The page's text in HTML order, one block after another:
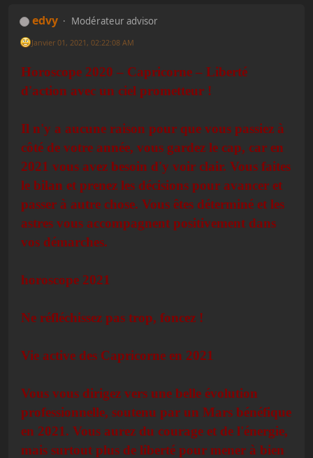
edvy Modérateur advisor
Janvier 01, 2021, 02:22:08 AM
Horoscope 2020 – Capricorne – Liberté
d'action avec un ciel prometteur !
Il n'y a aucune raison pour que vous passiez à
côté de votre année, vous gardez le cap, car en
2021 vous avez besoin d'y voir clair. Vous faites
le bilan et prenez les décisions pour avancer et
passer à autre chose. Vous êtes déterminé et les
astres vous accompagnent positivement dans
vos démarches.
horoscope 2021
Ne réfléchissez pas trop, foncez !
Vie active des Capricorne en 2021
Vous vous dirigez vers une belle évolution
professionnelle, soutenu par un Mars bénéfique
en 2021. Vous aurez du courage et de l'énergie,
mais surtout plus de liberté pour mener à bien